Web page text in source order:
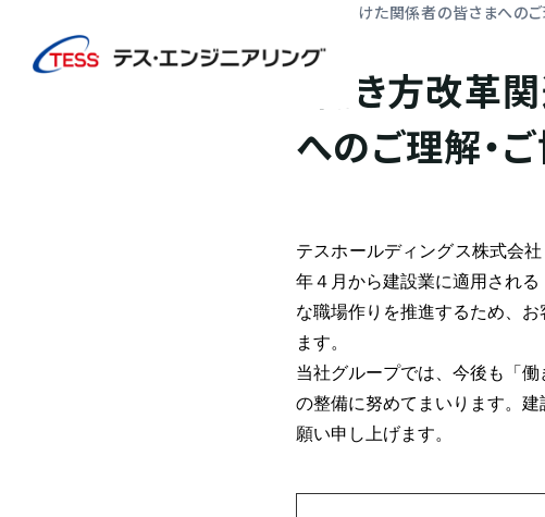
「働き方改革関連法」の遵守に向けた関係者の皆さまへの
「働き方改
へのご理解・
テスホールディングス株式会
年４月から建設業に適用され
な職場作りを推進するため、
ます。
当社グループでは、今後も「
の整備に努めてまいります。
願い申し上げます。